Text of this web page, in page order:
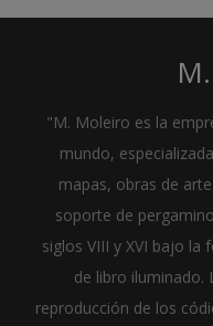
"M. Moleiro es la
mundo,
mapas, obras de
soporte de
siglos VIII y XVI bajo la
de libro iluminado.
reproducción de los